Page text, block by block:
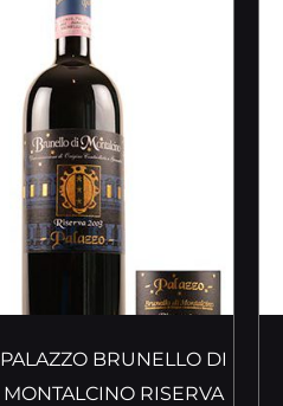
PALAZZO BRUNELLO DI
MONTALCINO RISERVA